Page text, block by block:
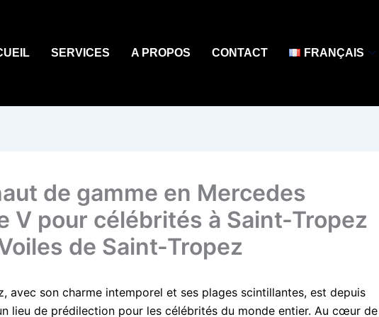
SERVICES A PROPOS CONTACT FRANÇAIS
de gamme en Mercedes
V pour célébrités à Saint-Tropez
de Saint-Tropez
avec son charme intemporel et ses plages scintillantes, est depuis
lieu de prédilection pour les célébrités du monde entier. Au cœur de